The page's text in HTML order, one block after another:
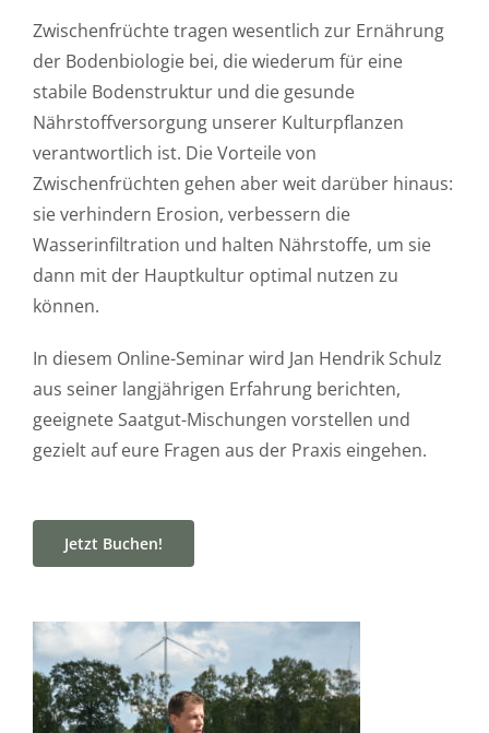
Zwischenfrüchte tragen wesentlich zur Ernährung
der Bodenbiologie bei, die wiederum für eine
stabile Bodenstruktur und die gesunde
Nährstoffversorgung unserer Kulturpflanzen
verantwortlich ist. Die Vorteile von
Zwischenfrüchten gehen aber weit darüber hinaus:
sie verhindern Erosion, verbessern die
Wasserinfiltration und halten Nährstoffe, um sie
dann mit der Hauptkultur optimal nutzen zu
können.
In diesem Online-Seminar wird Jan Hendrik Schulz
aus seiner langjährigen Erfahrung berichten,
geeignete Saatgut-Mischungen vorstellen und
gezielt auf eure Fragen aus der Praxis eingehen.
Jetzt Buchen!